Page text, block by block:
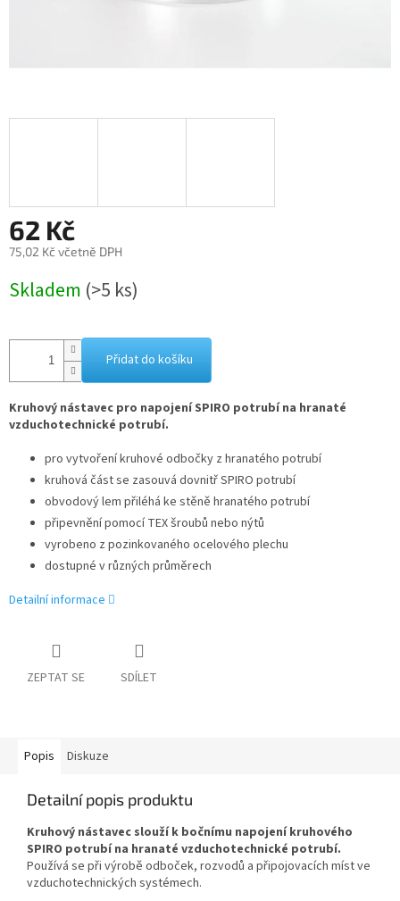
62 Kč
75,02 Kč včetně DPH
cena:
Skladem (>5 ks)
Přidat do košíku
Kruhový nástavec pro napojení SPIRO potrubí na hranaté
vzduchotechnické potrubí.
pro vytvoření kruhové odbočky z hranatého potrubí
kruhová část se zasouvá dovnitř SPIRO potrubí
obvodový lem přiléhá ke stěně hranatého potrubí
připevnění pomocí TEX šroubů nebo nýtů
vyrobeno z pozinkovaného ocelového plechu
dostupné v různých průměrech
Detailní informace
ZEPTAT SE SDÍLET
Popis Diskuze
Detailní popis produktu
Kruhový nástavec slouží k bočnímu napojení kruhového
SPIRO potrubí na hranaté vzduchotechnické potrubí.
Používá se při výrobě odboček, rozvodů a připojovacích míst ve
vzduchotechnických systémech.